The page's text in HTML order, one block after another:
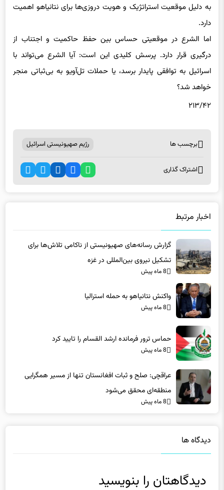
به دلیل موقعیت استراتژیک و هویت دروزی‌ها برای نتانیاهو اهمیت
دارد.
اما الشرع در موقعیتی حساس بین حفظ حاکمیت و اجتناب از
درگیری قرار دارد. پرسش کلیدی این است: آیا الشرع می‌تواند با
اسرائیل به توافقی پایدار برسد، یا حملات تل‌آویو به بی‌ثباتی منجر
خواهد شد؟
۲۱۳/۴۲
برچسب ها رژیم صهیونیستی اسرائیل
اشتراک گذاری
اخبار مرتبط
گزارش رسانه‌های صهیونیستی از ناکامی تلاش‌ها برای
تشکیل نیروی بین‌المللی در غزه
8 ماه پیش
واکنش نتانیاهو به حمله استرالیا
8 ماه پیش
حماس ترور فرمانده ارشد القسام را تایید کرد
8 ماه پیش
عراقچی: صلح و ثبات افغانستان تنها از مسیر همگرایی
منطقه‌ای محقق می‌شود
8 ماه پیش
دیدگاه ها
دیدگاهتان را بنویسید